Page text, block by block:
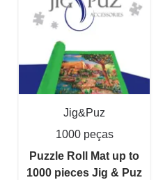
Jig&Puz
1000 peças
Puzzle Roll Mat up to
1000 pieces Jig & Puz